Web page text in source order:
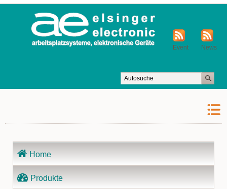
News
Event
überspringen
Home
Produkte